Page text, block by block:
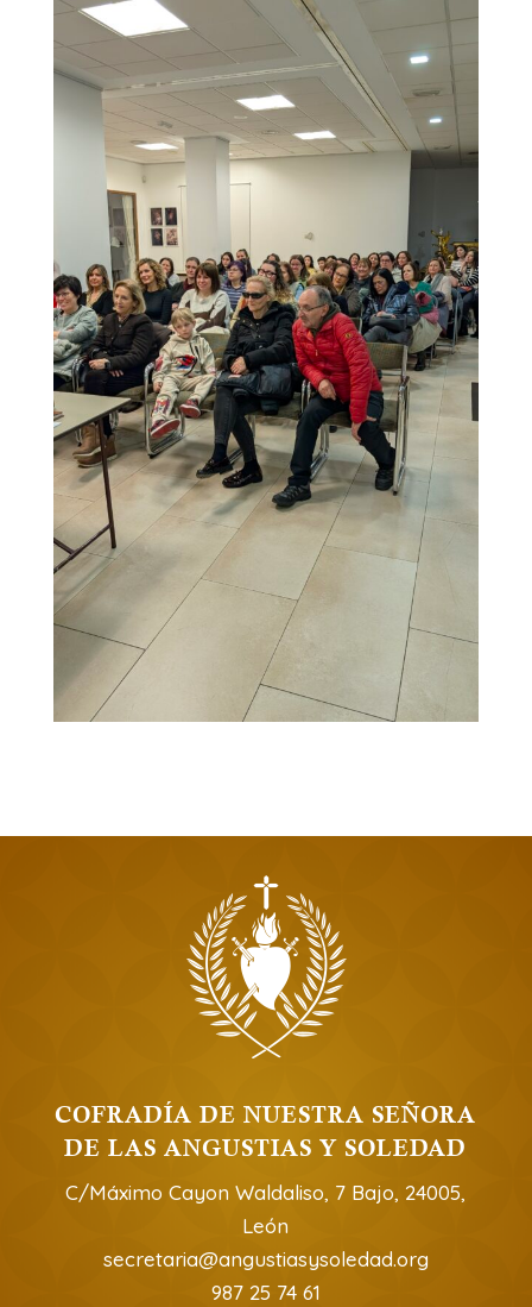
COFRADÍA DE NUESTRA SEÑORA
DE LAS ANGUSTIAS Y SOLEDAD
C/Máximo Cayon Waldaliso, 7 Bajo, 24005,
León
secretaria@angustiasysoledad.org
987 25 74 61